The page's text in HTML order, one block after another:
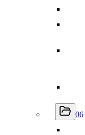
06